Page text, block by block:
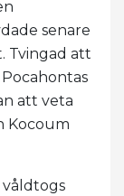
senare
Tvingad att
Pocahontas
att veta
Kocoum
våldtogs